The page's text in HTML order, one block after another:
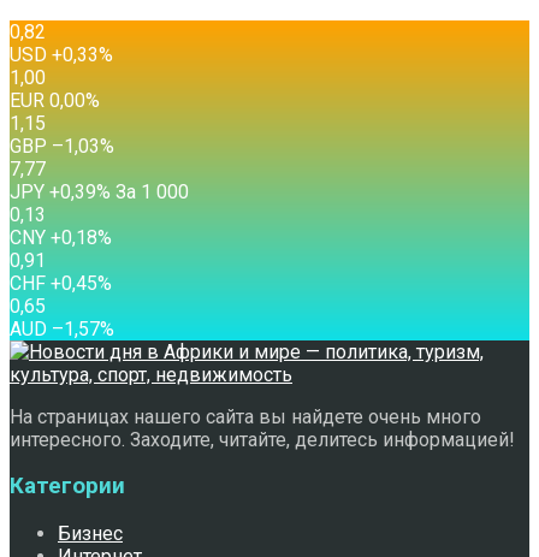
0,82
USD +0,33%
1,00
EUR 0,00%
1,15
GBP –1,03%
7,77
JPY +0,39% За 1 000
0,13
CNY +0,18%
0,91
CHF +0,45%
0,65
AUD –1,57%
На страницах нашего сайта вы найдете очень много
интересного. Заходите, читайте, делитесь информацией!
Категории
Бизнес